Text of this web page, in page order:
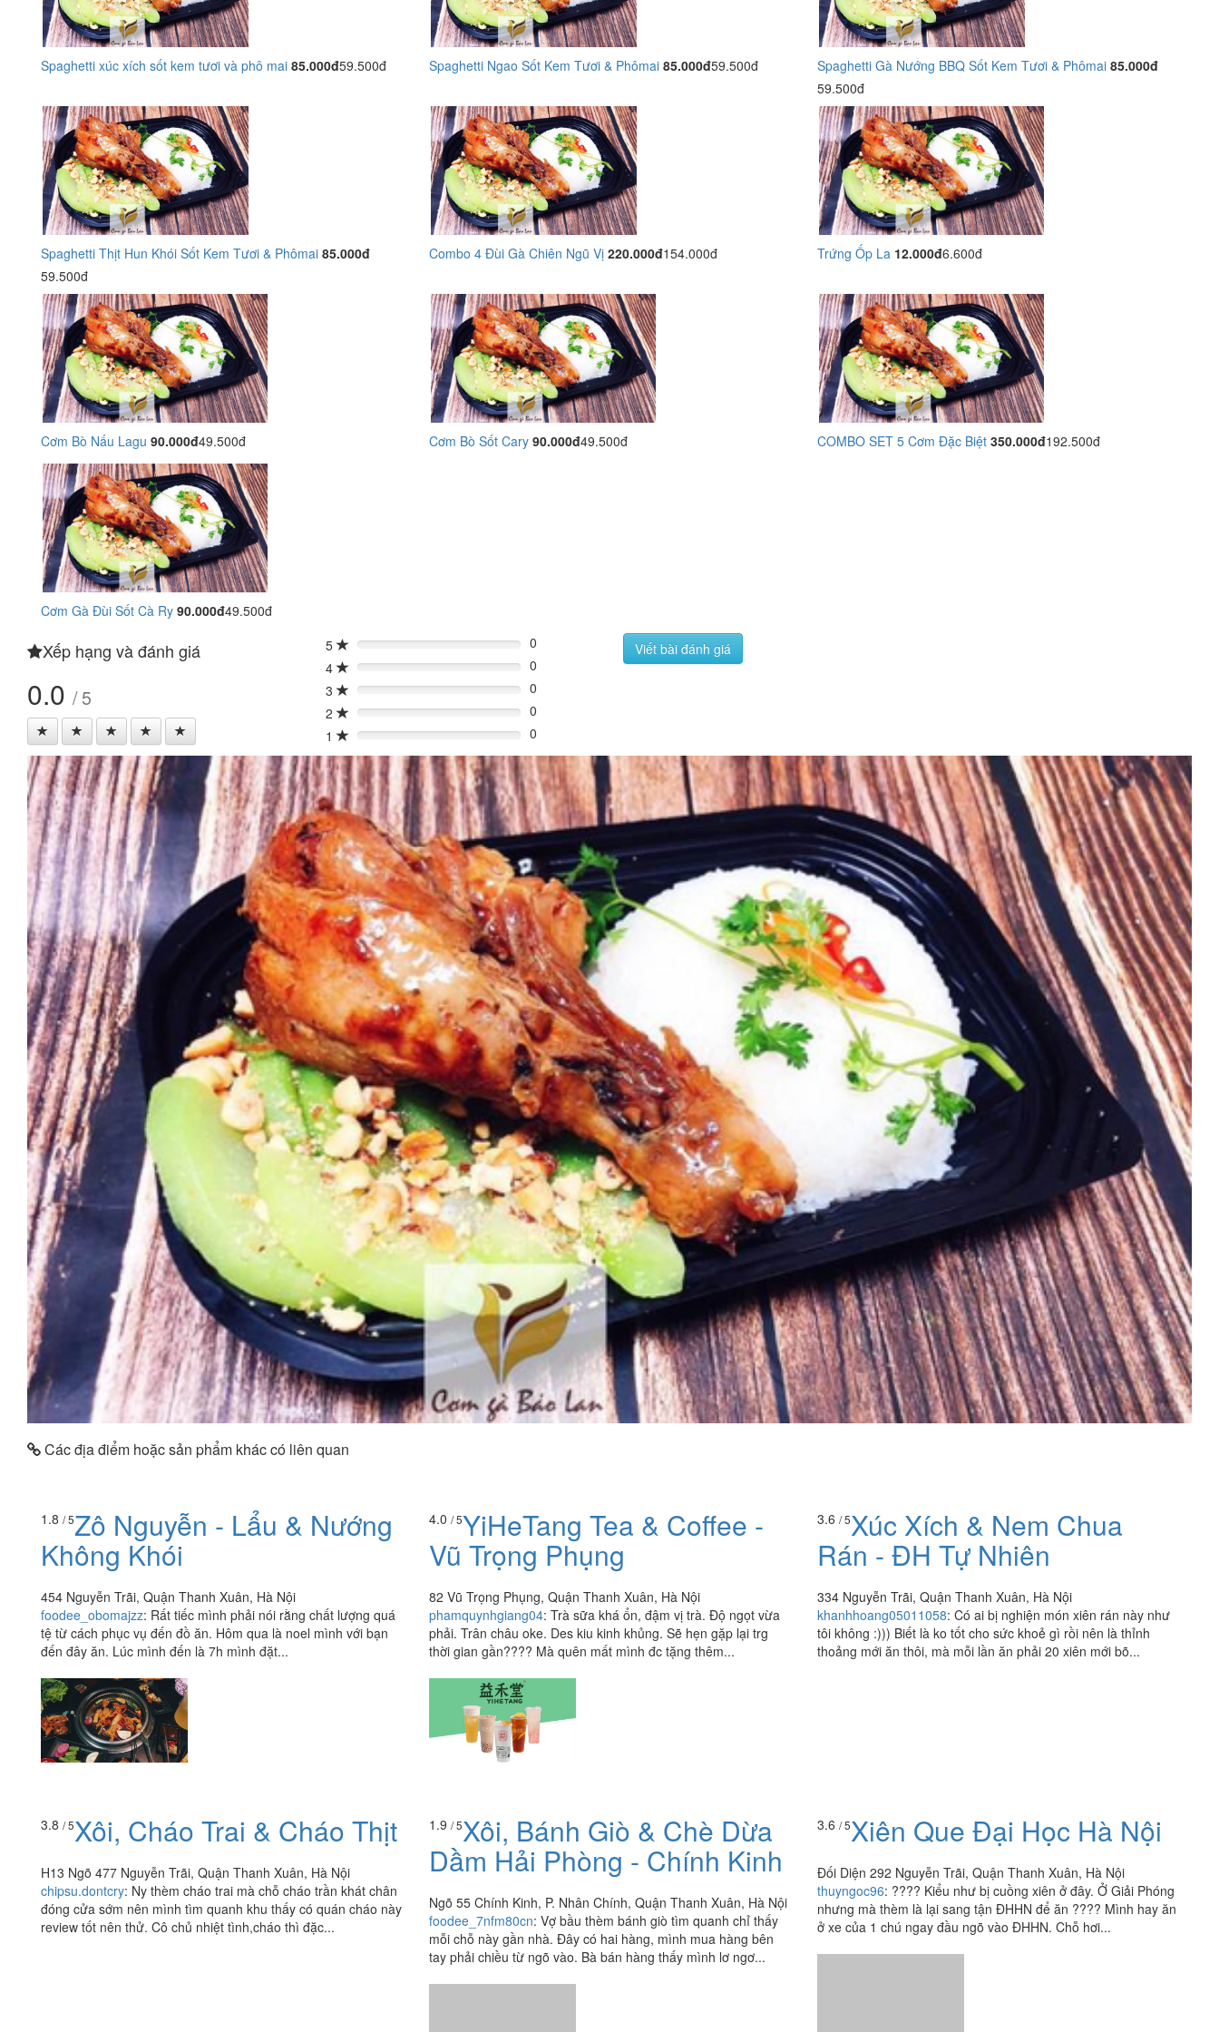
Spaghetti xúc xích sốt kem tươi và phô mai 85.000đ59.500đ Spaghetti Ngao Sốt Kem Tươi & Phômai 85.000đ59.500đ Spaghetti Gà Nướng BBQ Sốt Kem Tươi & Phômai 85.000đ
59.500đ
Spaghetti Thịt Hun Khói Sốt Kem Tươi & Phômai 85.000đ
59.500đ
Combo 4 Đùi Gà Chiên Ngũ Vị 220.000đ154.000đ Trứng Ốp La 12.000đ6.600đ
Cơm Bò Nấu Lagu 90.000đ49.500đ Cơm Bò Sốt Cary 90.000đ49.500đ COMBO SET 5 Cơm Đặc Biệt 350.000đ192.500đ
Cơm Gà Đùi Sốt Cà Ry 90.000đ49.500đ
Xếp hạng và đánh giá
0.0 / 5
5 0%
0
4
0%
0
3
0%
0
2
0%
0
1
0% 0
Viết bài đánh giá
Các địa điểm hoặc sản phẩm khác có liên quan
1.8 / 5Zô Nguyễn - Lẩu & Nướng
Không Khói
454 Nguyễn Trãi, Quận Thanh Xuân, Hà Nội
foodee_obomajzz: Rất tiếc mình phải nói rằng chất lượng quá
tệ từ cách phục vụ đến đồ ăn. Hôm qua là noel mình với bạn
đến đây ăn. Lúc mình đến là 7h mình đặt...
4.0 / 5YiHeTang Tea & Coffee -
Vũ Trọng Phụng
82 Vũ Trọng Phụng, Quận Thanh Xuân, Hà Nội
phamquynhgiang04: Trà sữa khá ổn, đậm vị trà. Độ ngọt vừa
phải. Trân châu oke. Des kiu kinh khủng. Sẽ hẹn gặp lại trg
thời gian gần???? Mà quên mất mình đc tặng thêm...
3.6 / 5Xúc Xích & Nem Chua
Rán - ĐH Tự Nhiên
334 Nguyễn Trãi, Quận Thanh Xuân, Hà Nội
khanhhoang05011058: Có ai bị nghiện món xiên rán này như
tôi không :))) Biết là ko tốt cho sức khoẻ gì rồi nên là thỉnh
thoảng mới ăn thôi, mà mỗi lần ăn phải 20 xiên mới bõ...
3.8 / 5Xôi, Cháo Trai & Cháo Thịt
H13 Ngõ 477 Nguyễn Trãi, Quận Thanh Xuân, Hà Nội
chipsu.dontcry: Ny thèm cháo trai mà chỗ cháo trần khát chân
đóng cửa sớm nên mình tìm quanh khu thấy có quán cháo này
review tốt nên thử. Cô chủ nhiệt tình,cháo thì đặc...
1.9 / 5Xôi, Bánh Giò & Chè Dừa
Dầm Hải Phòng - Chính Kinh
Ngõ 55 Chính Kinh, P. Nhân Chính, Quận Thanh Xuân, Hà Nội
foodee_7nfm80cn: Vợ bầu thèm bánh giò tìm quanh chỉ thấy
mỗi chỗ này gần nhà. Đây có hai hàng, mình mua hàng bên
tay phải chiều từ ngõ vào. Bà bán hàng thấy mình lơ ngơ...
3.6 / 5Xiên Que Đại Học Hà Nội
Đối Diện 292 Nguyễn Trãi, Quận Thanh Xuân, Hà Nội
thuyngoc96: ???? Kiểu như bị cuồng xiên ở đây. Ở Giải Phóng
nhưng mà thèm là lại sang tận ĐHHN để ăn ???? Mình hay ăn
ở xe của 1 chú ngay đầu ngõ vào ĐHHN. Chỗ hơi...